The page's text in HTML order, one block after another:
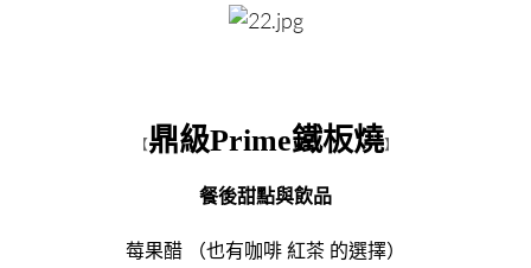
【鼎級Prime鐵板燒】
餐後甜點與飲品
莓果醋 （也有咖啡 紅茶 的選擇）